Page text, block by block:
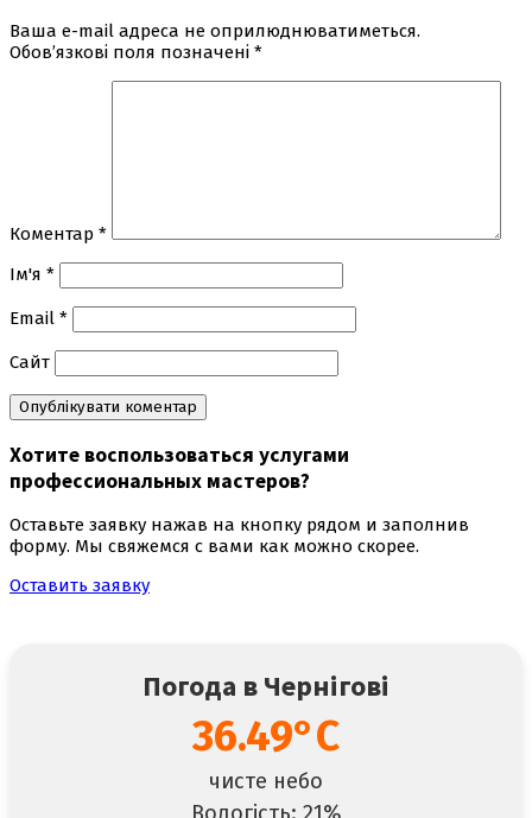
Ваша e-mail адреса не оприлюднюватиметься.
Обов’язкові поля позначені *
Коментар *
Ім'я *
Email *
Сайт
Хотите воспользоваться услугами
профессиональных мастеров?
Оставьте заявку нажав на кнопку рядом и заполнив
форму. Мы свяжемся с вами как можно скорее.
Оставить заявку
Погода в Чернігові
36.49°C
чисте небо